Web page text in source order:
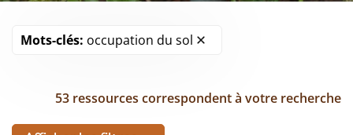
Mots-clés: occupation du sol
53 ressources correspondent à votre recherche